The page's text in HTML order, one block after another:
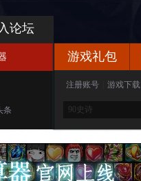
论坛
条
游戏礼包
注册账号 游戏下载